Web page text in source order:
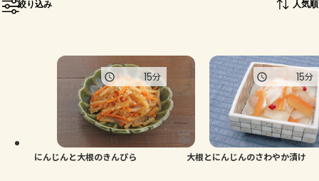
トーク
よくあるお問い合わせ
お買い物
絞り込み 人気順
にんじんと大根のきんぴら
15分
大根とにんじんのさわやか漬け
15分